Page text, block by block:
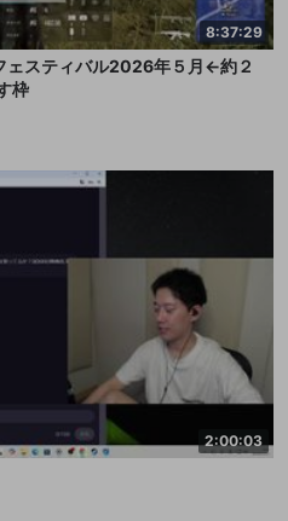
8:37:29
ェスティバル2026年５月←約２
枠
2:00:03